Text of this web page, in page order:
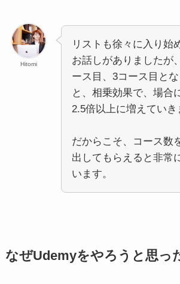
Hitomi
リストも徐々に入り始
お話しがありましたが
ース目、3コース目と
と、相乗効果で、場合
2.5倍以上に増えていき
だからこそ、コース数
出してもらえると非常
います。
なぜUdemyをやろうと思っ